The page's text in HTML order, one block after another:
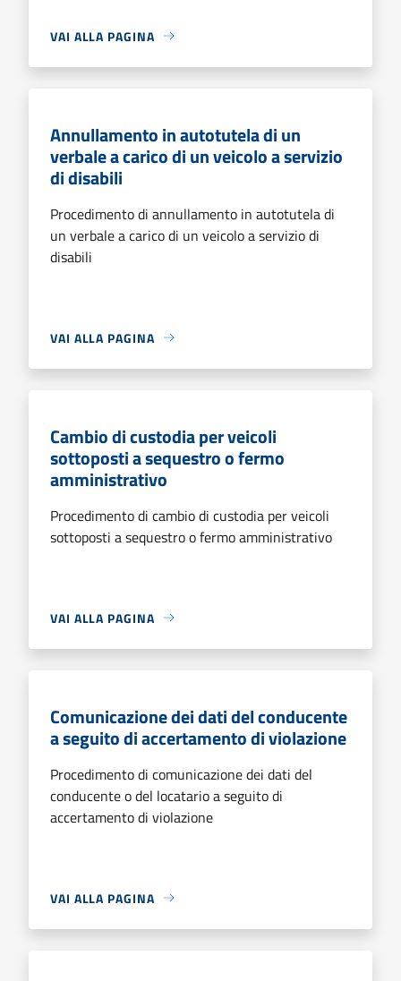
VAI ALLA PAGINA
Annullamento in autotutela di un
verbale a carico di un veicolo a servizio
di disabili
Procedimento di annullamento in autotutela di
un verbale a carico di un veicolo a servizio di
disabili
VAI ALLA PAGINA
Cambio di custodia per veicoli
sottoposti a sequestro o fermo
amministrativo
Procedimento di cambio di custodia per veicoli
sottoposti a sequestro o fermo amministrativo
VAI ALLA PAGINA
Comunicazione dei dati del conducente
a seguito di accertamento di violazione
Procedimento di comunicazione dei dati del
conducente o del locatario a seguito di
accertamento di violazione
VAI ALLA PAGINA